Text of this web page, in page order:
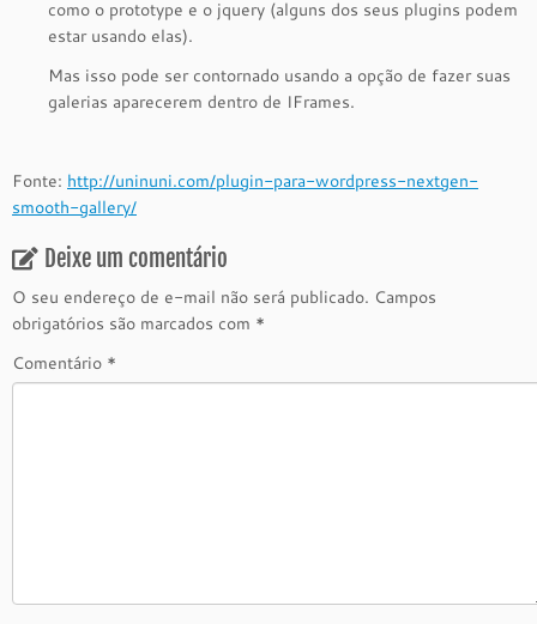
como o prototype e o jquery (alguns dos seus plugins podem
estar usando elas).
Mas isso pode ser contornado usando a opção de fazer suas
galerias aparecerem dentro de IFrames.
Fonte: http://uninuni.com/plugin-para-wordpress-nextgen-
smooth-gallery/
Deixe um comentário
O seu endereço de e-mail não será publicado. Campos
obrigatórios são marcados com *
Comentário *